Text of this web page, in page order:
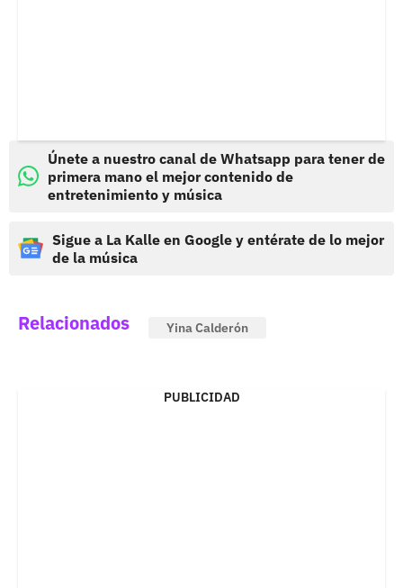
Únete a nuestro canal de Whatsapp para tener de
primera mano el mejor contenido de
entretenimiento y música
Sigue a La Kalle en Google y entérate de lo mejor
de la música
Relacionados Yina Calderón
PUBLICIDAD